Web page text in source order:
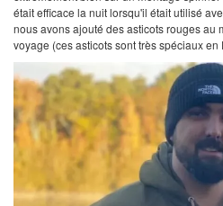
était efficace la nuit lorsqu'il était utilisé
nous avons ajouté des asticots rouges au
voyage (ces asticots sont très spéciaux en